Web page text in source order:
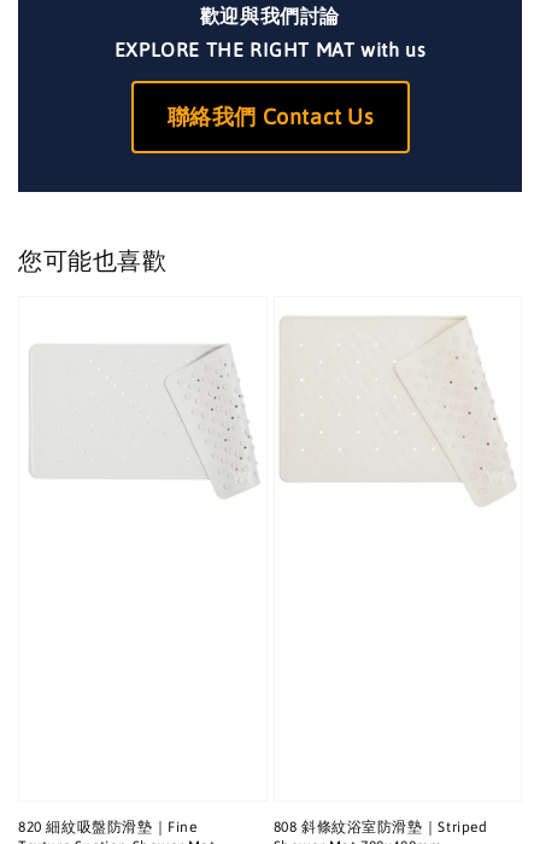
歡迎與我們討論
EXPLORE THE RIGHT MAT with us
聯絡我們 Contact Us
您可能也喜歡
820 細紋吸盤防滑墊｜Fine
808 斜條紋浴室防滑墊｜Striped